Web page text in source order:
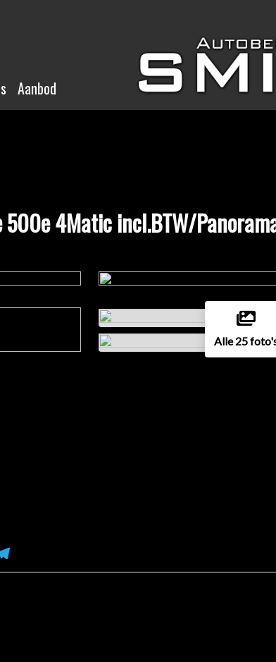
Aanbod
500e 4Matic incl.BTW/
Alle 25